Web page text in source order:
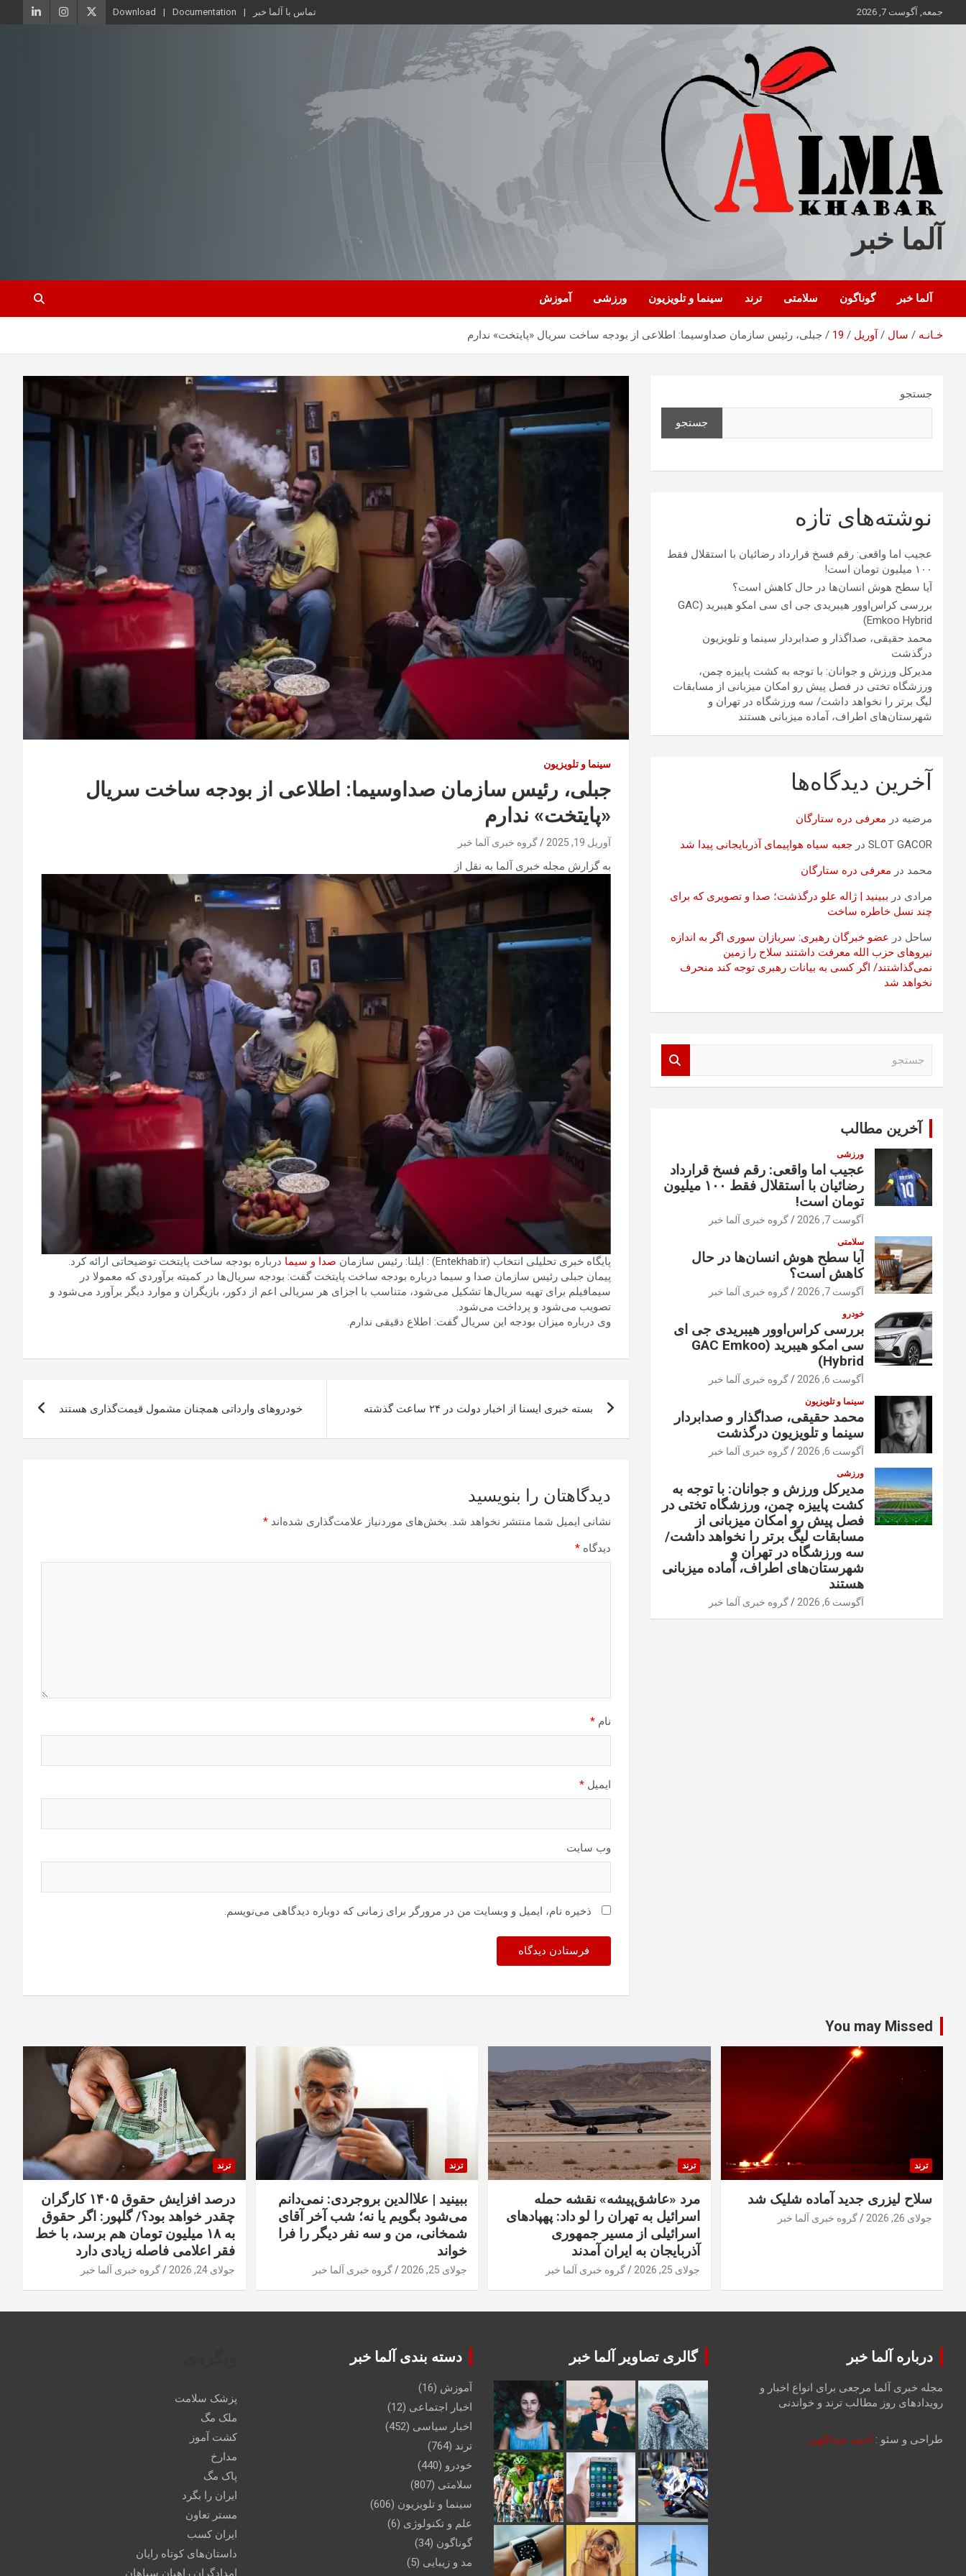
محتوا
جمعه, آگوست 7, 2026 تماس با آلما خبر Documentation
Download
آلما خبر
آلما خبر گوناگون سلامتی ترند سینما و تلویزیون ورزشی آموزش
خـانـه سال آوریل 19 جبلی، رئیس سازمان صداوسیما: اطلاعی از بودجه ساخت سریال «پایتخت» ندارم
سینما و تلویزیون
جبلی، رئیس سازمان صداوسیما: اطلاعی از بودجه ساخت سریال
«پایتخت» ندارم
آوریل 19, 2025 گروه خبری آلما خبر
به گزارش مجله خبری آلما به نقل از
پایگاه خبری تحلیلی انتخاب (Entekhab.ir) : ایلنا: رئیس سازمان صدا و سیما درباره بودجه ساخت پایتخت توضیحاتی ارائه کرد.
پیمان جبلی رئیس سازمان صدا و سیما درباره بودجه ساخت پایتخت گفت: بودجه سریال‌ها در کمیته برآوردی که معمولا در
سیمافیلم برای تهیه سریال‌ها تشکیل می‌شود، متناسب با اجزای هر سریالی اعم از دکور، بازیگران و موارد دیگر برآورد می‌شود و
تصویب می‌شود و پرداخت می‌شود.
وی درباره میزان بودجه این سریال گفت: اطلاع دقیقی ندارم.
نوشته
بسته خبری ایسنا از اخبار دولت در ۲۴ ساعت گذشته خودروهای وارداتی همچنان مشمول قیمت‌گذاری هستند
دیدگاهتان را بنویسید
نشانی ایمیل شما منتشر نخواهد شد. بخش‌های موردنیاز علامت‌گذاری شده‌اند *
دیدگاه *
نام *
ایمیل *
وب‌ سایت
ذخیره نام، ایمیل و وبسایت من در مرورگر برای زمانی که دوباره دیدگاهی می‌نویسم.
جستجو
جستجو
نوشته‌های تازه
عجیب اما واقعی: رقم فسخ قرارداد رضائیان با استقلال فقط
۱۰۰ میلیون تومان است!
آیا سطح هوش انسان‌ها در حال کاهش است؟
بررسی کراس‌اوور هیبریدی جی ای سی امکو هیبرید (GAC
Emkoo Hybrid)
محمد حقیقی، صداگذار و صدابردار سینما و تلویزیون
درگذشت
مدیرکل ورزش و جوانان: با توجه به کشت پاییزه چمن،
ورزشگاه تختی در فصل پیش رو امکان میزبانی از مسابقات
لیگ برتر را نخواهد داشت/ سه ورزشگاه در تهران و
شهرستان‌های اطراف، آماده میزبانی هستند
آخرین دیدگاه‌ها
مرضیه در معرفی دره ستارگان
SLOT GACOR در جعبه سیاه هواپیمای آذربایجانی پیدا شد
محمد در معرفی دره ستارگان
مرادی در ببینید | ژاله علو درگذشت؛ صدا و تصویری که برای
چند نسل خاطره ساخت
ساحل در عضو خبرگان رهبری: سربازان سوری اگر به اندازه
نیروهای حزب الله معرفت داشتند سلاح را زمین
نمی‌گذاشتند/ اگر کسی به بیانات رهبری توجه کند منحرف
نخواهد شد
آخرین مطالب
ورزشی
عجیب اما واقعی: رقم فسخ قرارداد
رضائیان با استقلال فقط ۱۰۰ میلیون
تومان است!
آگوست 7, 2026 گروه خبری آلما خبر
سلامتی
آیا سطح هوش انسان‌ها در حال
کاهش است؟
آگوست 7, 2026 گروه خبری آلما خبر
خودرو
بررسی کراس‌اوور هیبریدی جی ای
سی امکو هیبرید (GAC Emkoo
Hybrid)
آگوست 6, 2026 گروه خبری آلما خبر
سینما و تلویزیون
محمد حقیقی، صداگذار و صدابردار
سینما و تلویزیون درگذشت
آگوست 6, 2026 گروه خبری آلما خبر
ورزشی
مدیرکل ورزش و جوانان: با توجه به
کشت پاییزه چمن، ورزشگاه تختی در
فصل پیش رو امکان میزبانی از
مسابقات لیگ برتر را نخواهد داشت/
سه ورزشگاه در تهران و
شهرستان‌های اطراف، آماده میزبانی
هستند
آگوست 6, 2026 گروه خبری آلما خبر
You may Missed
ترند
سلاح لیزری جدید آماده شلیک شد
جولای 26, 2026 گروه خبری آلما خبر
ترند
مرد «عاشق‌پیشه» نقشه حمله
اسرائیل به تهران را لو داد: پهپادهای
اسرائیلی از مسیر جمهوری
آذربایجان به ایران آمدند
جولای 25, 2026 گروه خبری آلما خبر
ترند
ببینید | علاالدین بروجردی: نمی‌دانم
می‌شود بگویم یا نه؛ شب آخر آقای
شمخانی، من و سه نفر دیگر را فرا
خواند
جولای 25, 2026 گروه خبری آلما خبر
ترند
درصد افزایش حقوق ۱۴۰۵ کارگران
چقدر خواهد بود؟/ گلپور: اگر حقوق
به ۱۸ میلیون تومان هم برسد، با خط
فقر اعلامی فاصله زیادی دارد
جولای 24, 2026 گروه خبری آلما خبر
درباره آلما خبر
مجله خبری آلما مرجعی برای انواع اخبار و
رویدادهای روز مطالب ترند و خواندنی
طراحی و سئو : احمد عبداللهی
گالری تصاویر آلما خبر دسته بندی آلما خبر
آموزش (16)
اخبار اجتماعی (12)
اخبار سیاسی (452)
ترند (764)
خودرو (440)
سلامتی (807)
سینما و تلویزیون (606)
علم و تکنولوژی (6)
گوناگون (34)
مد و زیبایی (5)
پزشک سلامت
ملک مگ
کشت آموز
مدارخ
پاک مگ
ایران را بگرد
مستر تعاون
ایران کسب
داستان‌های کوتاه رایان
امدادگران راهیان سپاهان